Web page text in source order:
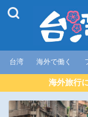
台湾 海外で働く
海外旅行